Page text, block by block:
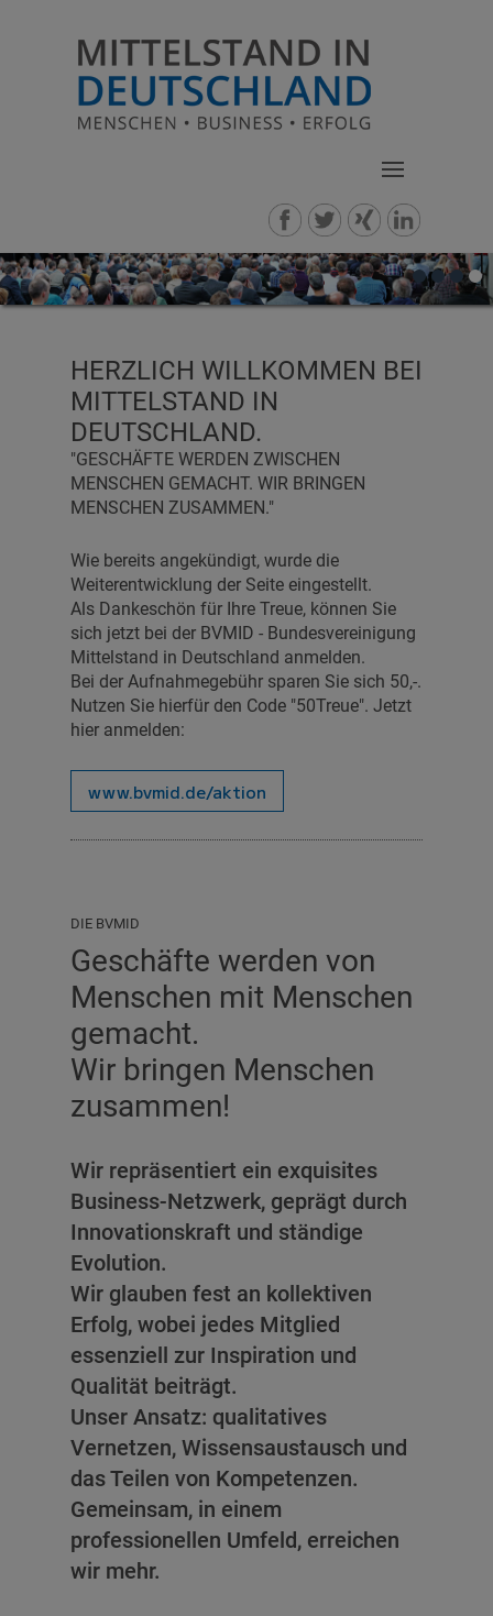
HERZLICH WILLKOMMEN BEI
MITTELSTAND IN
DEUTSCHLAND.
"GESCHÄFTE WERDEN ZWISCHEN
MENSCHEN GEMACHT. WIR BRINGEN
MENSCHEN ZUSAMMEN."
Wie bereits angekündigt, wurde die
Weiterentwicklung der Seite eingestellt.
Als Dankeschön für Ihre Treue, können Sie
sich jetzt bei der BVMID - Bundesvereinigung
Mittelstand in Deutschland anmelden.
Bei der Aufnahmegebühr sparen Sie sich 50,-.
Nutzen Sie hierfür den Code "50Treue". Jetzt
hier anmelden:
www.bvmid.de/aktion
DIE BVMID
Geschäfte werden von
Menschen mit Menschen
gemacht.
Wir bringen Menschen
zusammen!
Wir repräsentiert ein exquisites
Business-Netzwerk, geprägt durch
Innovationskraft und ständige
Evolution.
Wir glauben fest an kollektiven
Erfolg, wobei jedes Mitglied
essenziell zur Inspiration und
Qualität beiträgt.
Unser Ansatz: qualitatives
Vernetzen, Wissensaustausch und
das Teilen von Kompetenzen.
Gemeinsam, in einem
professionellen Umfeld, erreichen
wir mehr.